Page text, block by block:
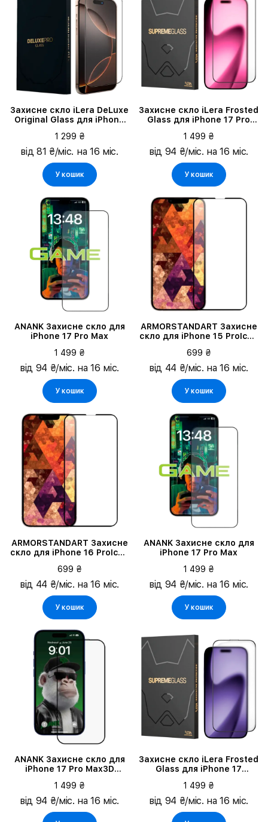
Захисне скло iLera DeLuxe
Original Glass для iPhone
1 299 ₴
від 81 ₴/міс. на 16 міс.
У кошик
Захисне скло iLera Frosted
Glass для iPhone 17 Pro
1 499 ₴
від 94 ₴/міс. на 16 міс.
У кошик
ANANK Захисне скло для
iPhone 17 Pro Max
1 499 ₴
від 94 ₴/міс. на 16 міс.
У кошик
ARMORSTANDART Захисне
скло для iPhone 15 ProIcon
699 ₴
від 44 ₴/міс. на 16 міс.
У кошик
ARMORSTANDART Захисне
скло для iPhone 16 ProIcon
699 ₴
від 44 ₴/міс. на 16 міс.
У кошик
ANANK Захисне скло для
iPhone 17 Pro Max
1 499 ₴
від 94 ₴/міс. на 16 міс.
У кошик
ANANK Захисне скло для
iPhone 17 Pro Max3D
1 499 ₴
від 94 ₴/міс. на 16 міс.
Захисне скло iLera Frosted
Glass для iPhone 17
1 499 ₴
від 94 ₴/міс. на 16 міс.